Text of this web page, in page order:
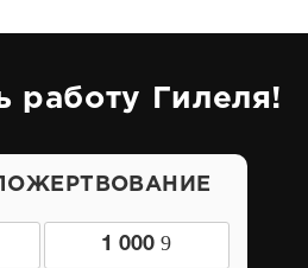
работу Гилеля!
1 000 9